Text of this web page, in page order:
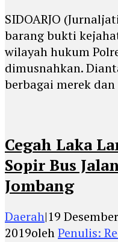
SIDOARJO
barang bukti
wilayah hukum
dimusnahkan.
berbagai merek dan
Cegah Laka
Sopir Bus
Jombang
Daerah|19
2019olehPenulis: